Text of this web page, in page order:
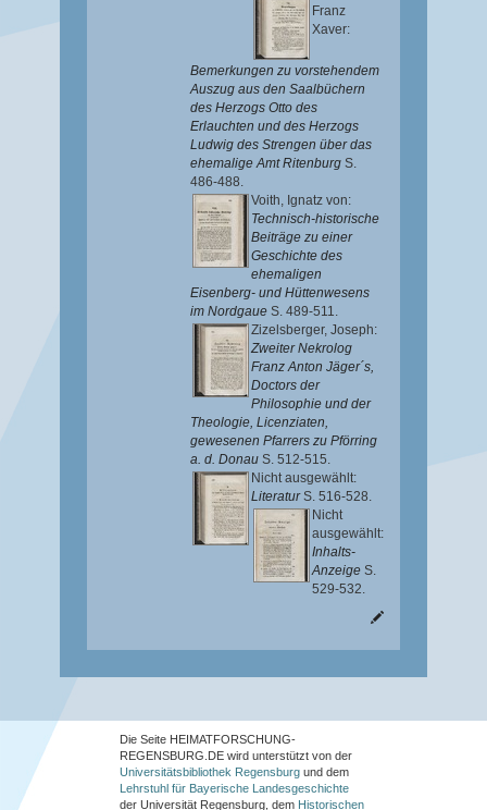
Franz
Xaver:
Bemerkungen zu vorstehendem
Auszug aus den Saalbüchern
des Herzogs Otto des
Erlauchten und des Herzogs
Ludwig des Strengen über das
ehemalige Amt Ritenburg S.
486-488.
Voith, Ignatz von:
Technisch-historische
Beiträge zu einer
Geschichte des
ehemaligen
Eisenberg- und Hüttenwesens
im Nordgaue S. 489-511.
Zizelsberger, Joseph:
Zweiter Nekrolog
Franz Anton Jäger´s,
Doctors der
Philosophie und der
Theologie, Licenziaten,
gewesenen Pfarrers zu Pförring
a. d. Donau S. 512-515.
Nicht ausgewählt:
LiteraturS. 516-528.
Nicht
ausgewählt:
Inhalts-
Anzeige S.
529-532.
Die Seite HEIMATFORSCHUNG-
REGENSBURG.DE wird unterstützt von der
Universitätsbibliothek Regensburg und dem
Lehrstuhl für Bayerische Landesgeschichte
der Universität Regensburg, dem Historischen